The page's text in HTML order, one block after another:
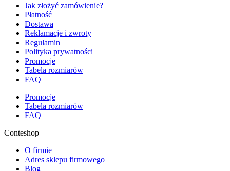
Jak złożyć zamówienie?
Płatność
Dostawa
Reklamacje i zwroty
Regulamin
Polityka prywatności
Promocje
Tabela rozmiarów
FAQ
Promocje
Tabela rozmiarów
FAQ
Conteshop
O firmie
Adres sklepu firmowego
Blog